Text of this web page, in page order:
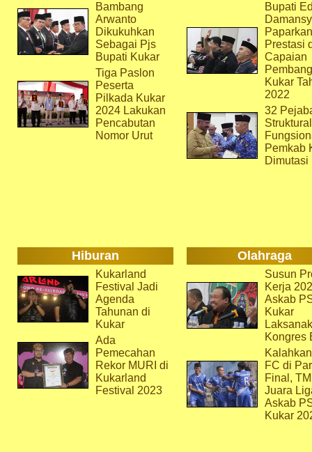
Bambang
Arwanto
Dikukuhkan
Sebagai Pjs
Bupati Kukar
Tiga Paslon
Peserta
Pilkada Kukar
2024 Lakukan
Pencabutan
Nomor Urut
Bupati
Paparkan
Prestasi
Capaian
Kukar
2022
32
Pemkab
Dimutasi
Hiburan Olahraga
Kukarland
Festival Jadi
Agenda
Tahunan di
Kukar
Ada
Pemecahan
Rekor MURI di
Kukarland
Festival 2023
Susun
Kerja
Askab
Kukar
Kongres
FC di
Final,
Juara
Askab
Kukar